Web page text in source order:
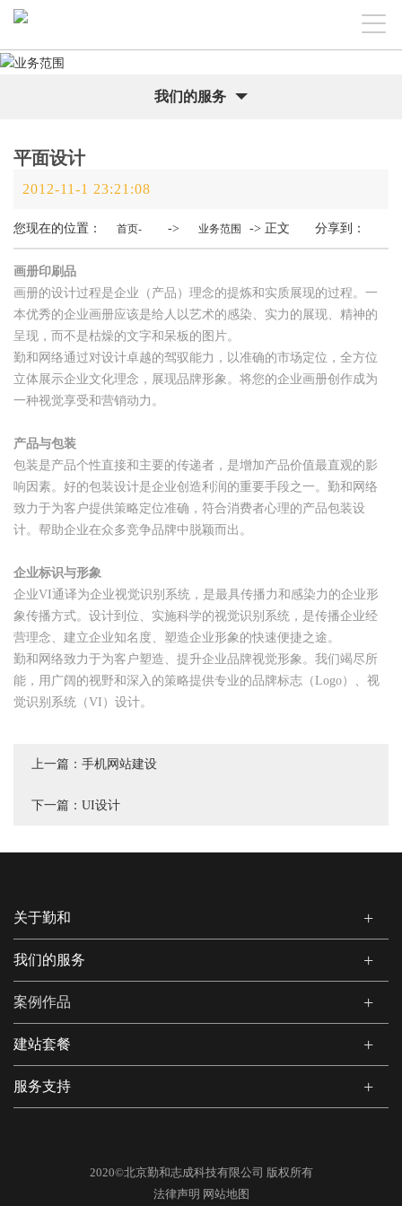
我们的服务
平面设计
2012-11-1 23:21:08
您现在的位置： 首页- -> 业务范围 -> 正文 分享到：
画册印刷品
画册的设计过程是企业（产品）理念的提炼和实质展现的过程。一
本优秀的企业画册应该是给人以艺术的感染、实力的展现、精神的
呈现，而不是枯燥的文字和呆板的图片。
勤和网络通过对设计卓越的驾驭能力，以准确的市场定位，全方位
立体展示企业文化理念，展现品牌形象。将您的企业画册创作成为
一种视觉享受和营销动力。
产品与包装
包装是产品个性直接和主要的传递者，是增加产品价值最直观的影
响因素。好的包装设计是企业创造利润的重要手段之一。勤和网络
致力于为客户提供策略定位准确，符合消费者心理的产品包装设
计。帮助企业在众多竞争品牌中脱颖而出。
企业标识与形象
企业VI通译为企业视觉识别系统，是最具传播力和感染力的企业形
象传播方式。设计到位、实施科学的视觉识别系统，是传播企业经
营理念、建立企业知名度、塑造企业形象的快速便捷之途。
勤和网络致力于为客户塑造、提升企业品牌视觉形象。我们竭尽所
能，用广阔的视野和深入的策略提供专业的品牌标志（Logo）、视
觉识别系统（VI）设计。
上一篇： 手机网站建设
下一篇： UI设计
关于勤和
我们的服务
案例作品
建站套餐
服务支持
2020©北京勤和志成科技有限公司 版权所有
法律声明 网站地图